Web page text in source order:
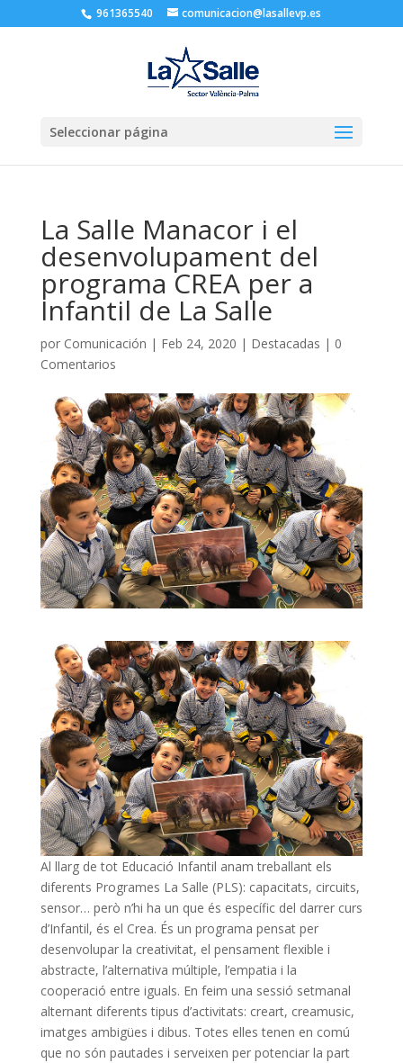
961365540 comunicacion@lasallevp.es
Seleccionar página
La Salle Manacor i el
desenvolupament del
programa CREA per a
Infantil de La Salle
por Comunicación | Feb 24, 2020 | Destacadas | 0
Comentarios
Al llarg de tot Educació Infantil anam treballant els
diferents Programes La Salle (PLS): capacitats, circuits,
sensor… però n’hi ha un que és específic del darrer curs
d’Infantil, és el Crea. És un programa pensat per
desenvolupar la creativitat, el pensament flexible i
abstracte, l’alternativa múltiple, l’empatia i la
cooperació entre iguals. En feim una sessió setmanal
alternant diferents tipus d’activitats: creart, creamusic,
imatges ambigües i dibus. Totes elles tenen en comú
que no són pautades i serveixen per potenciar la part